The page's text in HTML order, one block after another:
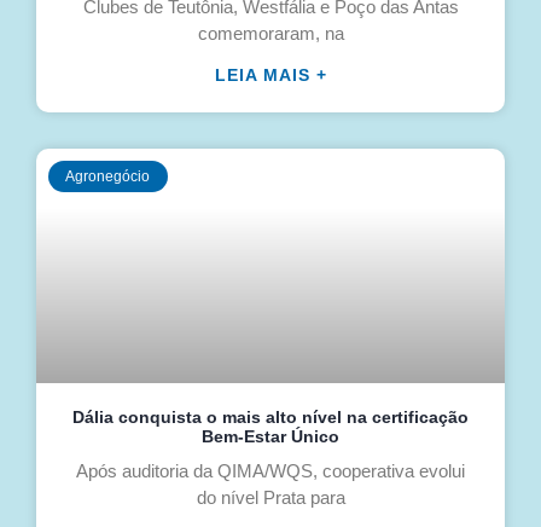
Clubes de Teutônia, Westfália e Poço das Antas
comemoraram, na
LEIA MAIS +
Agronegócio
Dália conquista o mais alto nível na certificação
Bem-Estar Único
Após auditoria da QIMA/WQS, cooperativa evolui
do nível Prata para